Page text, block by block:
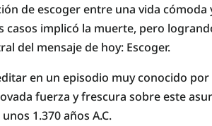
de escoger entre una vida
casos implicó la muerte, pero
del mensaje de hoy: Escoger.
en un episodio muy conocido
fuerza y frescura sobre este
1.370 años A.C.